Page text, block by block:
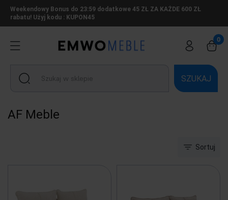
Weekendowy Bonus do 23:59 dodatkowe 45 ZŁ ZA KAŻDE 600 ZŁ
rabatu! Użyj kodu : KUPON45
SZUKAJ
AF Meble
Sortuj